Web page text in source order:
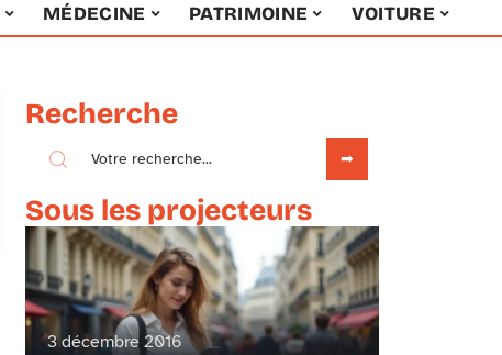
MÉDECINE PATRIMOINE VOITURE
Recherche
Sous les projecteurs
3 décembre 2016